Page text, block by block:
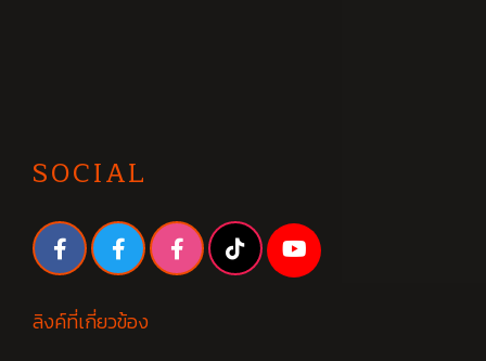
SOCIAL
ลิงค์ที่เกี่ยวข้อง